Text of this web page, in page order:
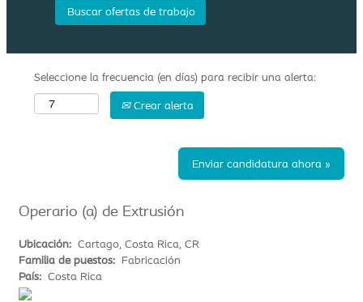
Seleccione la frecuencia (en días) para recibir una alerta:
Crear alerta
Enviar candidatura ahora »
Operario (a) de Extrusión
Ubicación: Cartago, Costa Rica, CR
Familia de puestos: Fabricación
País: Costa Rica